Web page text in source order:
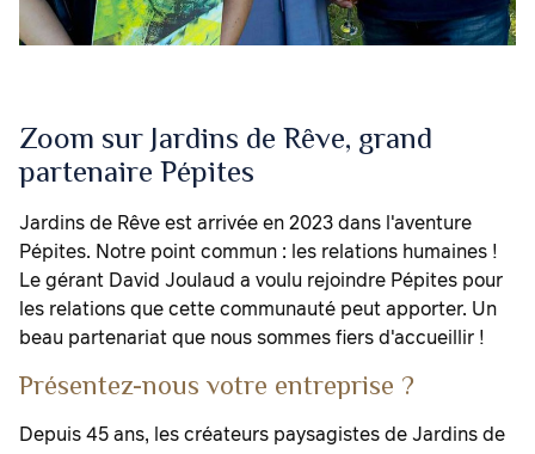
Zoom sur Jardins de Rêve, grand
partenaire Pépites
Jardins de Rêve est arrivée en 2023 dans l'aventure
Pépites. Notre point commun : les relations humaines !
Le gérant David Joulaud a voulu rejoindre Pépites pour
les relations que cette communauté peut apporter. Un
beau partenariat que nous sommes fiers d'accueillir !
Présentez-nous votre entreprise ?
Depuis 45 ans, les créateurs paysagistes de Jardins de